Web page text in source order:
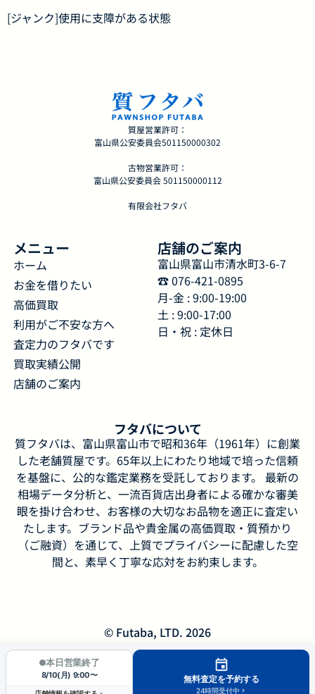
[ジャンク]使用に支障がある状態
質屋営業許可：
富山県公安委員会501150000302
古物営業許可：
富山県公安委員会 501150000112
有限会社フタバ
メニュー
ホーム
お金を借りたい
高価買取
利用がご不安な方へ
査定力のフタバです
買取実績公開
店舗のご案内
店舗のご案内
富山県富山市清水町3-6-7
☎︎ 076-421-0895
月-金 : 9:00-19:00
土 : 9:00-17:00
日・祝 : 定休日
フタバについて
質フタバは、富山県富山市で昭和36年（1961年）に創業
した老舗質屋です。65年以上にわたり地域で培った信頼
を基盤に、公的な鑑定業務を受託しております。 最新の
相場データ分析と、一流百貨店出身者による確かな審美
眼を掛け合わせ、お客様の大切なお品物を適正に査定い
たします。ブランド品や貴金属の高価買取・質預かり
（ご融資）を通じて、上質でプライバシーに配慮した空
間と、素早く丁寧な応対をお約束します。
© Futaba, LTD. 2026
本日営業終了
8/10(月) 9:00〜 無料査定を予約する
24時間受付中